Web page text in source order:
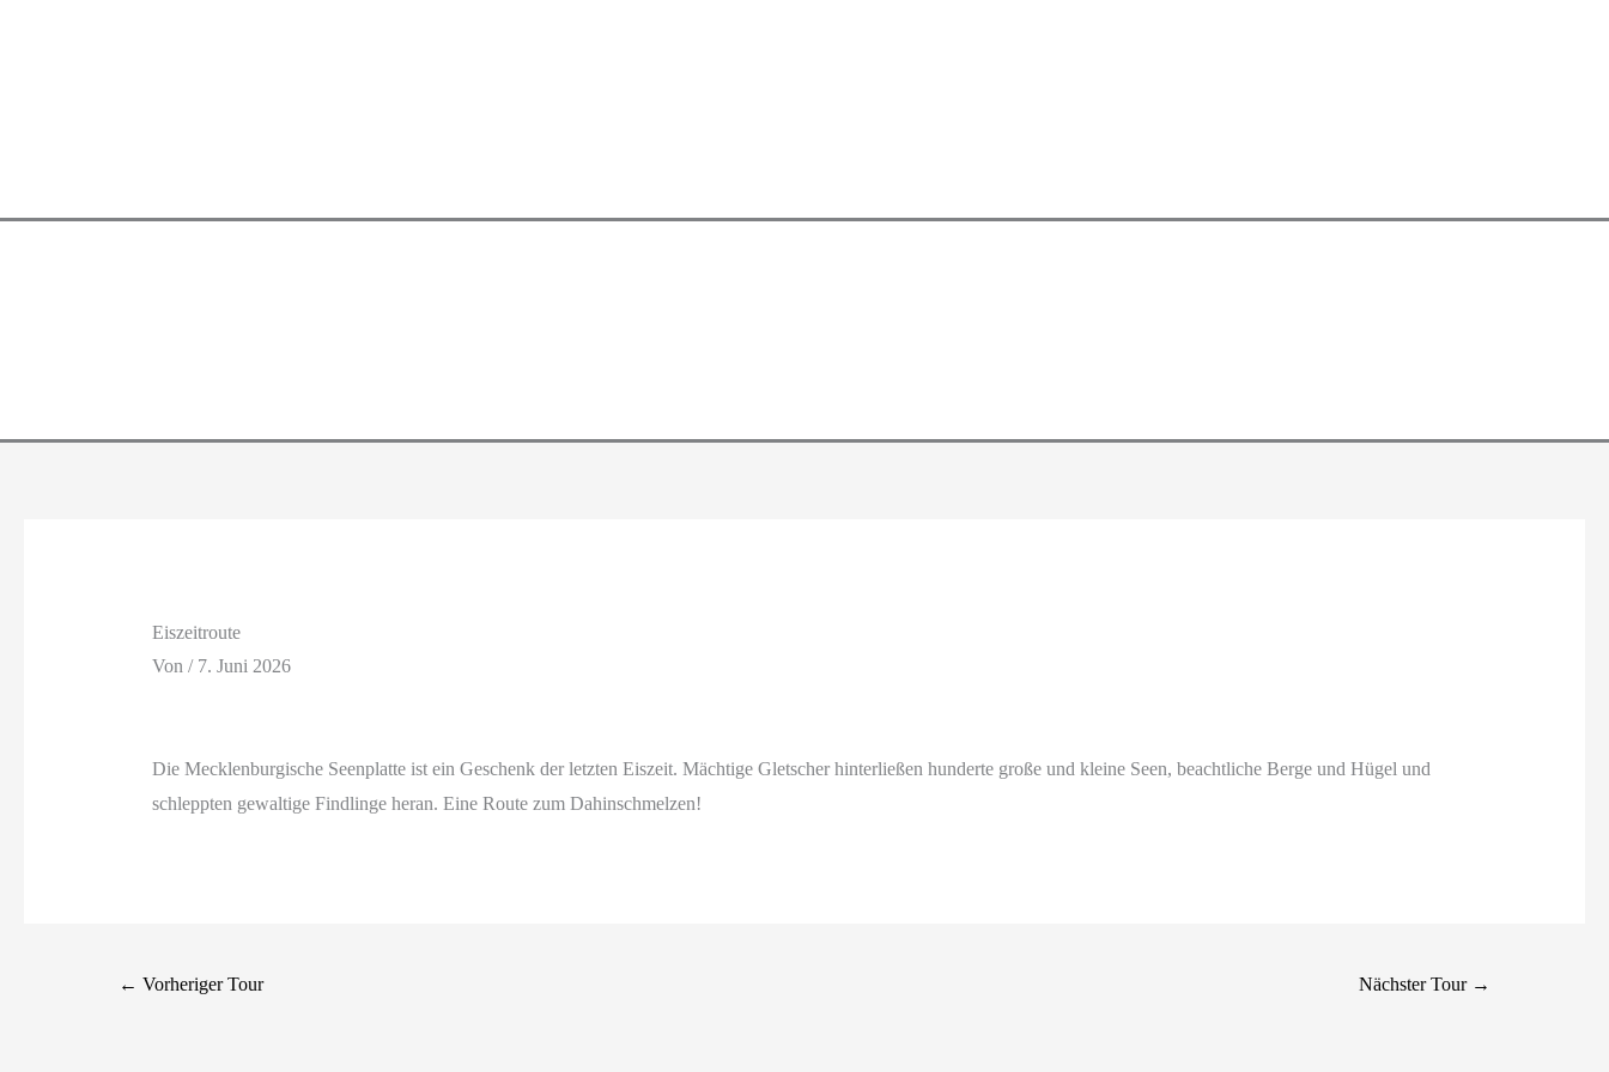
Eiszeitroute
Von / 7. Juni 2026
Die Mecklenburgische Seenplatte ist ein Geschenk der letzten Eiszeit. Mächtige Gletscher hinterließen hunderte große und kleine Seen, beachtliche Berge und Hügel und
schleppten gewaltige Findlinge heran. Eine Route zum Dahinschmelzen!
← Vorheriger Tour Nächster Tour →